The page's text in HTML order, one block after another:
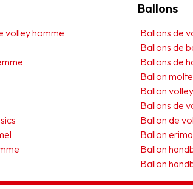
volley homme
Ballons
Ballons de
Ballons de
Ballons de
Ballon
Ballon
Ballons de
Ballon de
Ballon
Ballon
Ballon